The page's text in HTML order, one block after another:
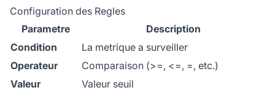
Configuration des Regles
Parametre
Description
Condition
La metrique a surveiller
Operateur
Comparaison (>=, <=, =, etc.)
Valeur
Valeur seuil